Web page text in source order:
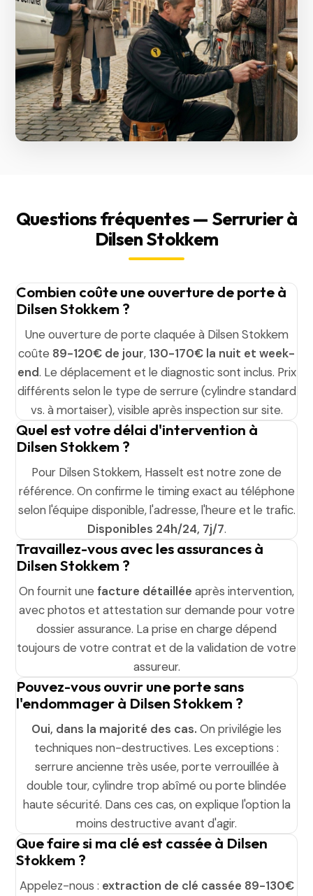
Questions fréquentes — Serrurier à
Dilsen Stokkem
Combien coûte une ouverture de porte à
Dilsen Stokkem ?
Une ouverture de porte claquée à Dilsen Stokkem
coûte 89-120€ de jour, 130-170€ la nuit et week-
end. Le déplacement et le diagnostic sont inclus. Prix
différents selon le type de serrure (cylindre standard
vs. à mortaiser), visible après inspection sur site.
Quel est votre délai d'intervention à
Dilsen Stokkem ?
Pour Dilsen Stokkem, Hasselt est notre zone de
référence. On confirme le timing exact au téléphone
selon l'équipe disponible, l'adresse, l'heure et le trafic.
Disponibles 24h/24, 7j/7.
Travaillez-vous avec les assurances à
Dilsen Stokkem ?
On fournit une facture détaillée après intervention,
avec photos et attestation sur demande pour votre
dossier assurance. La prise en charge dépend
toujours de votre contrat et de la validation de votre
assureur.
Pouvez-vous ouvrir une porte sans
l'endommager à Dilsen Stokkem ?
Oui, dans la majorité des cas. On privilégie les
techniques non-destructives. Les exceptions :
serrure ancienne très usée, porte verrouillée à
double tour, cylindre trop abîmé ou porte blindée
haute sécurité. Dans ces cas, on explique l'option la
moins destructive avant d'agir.
Que faire si ma clé est cassée à Dilsen
Stokkem ?
Appelez-nous : extraction de clé cassée 89-130€